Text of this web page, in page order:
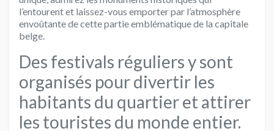
l’entourent et laissez-vous emporter par l’atmosphère
envoûtante de cette partie emblématique de la capitale
belge.
Des festivals réguliers y sont
organisés pour divertir les
habitants du quartier et attirer
les touristes du monde entier.